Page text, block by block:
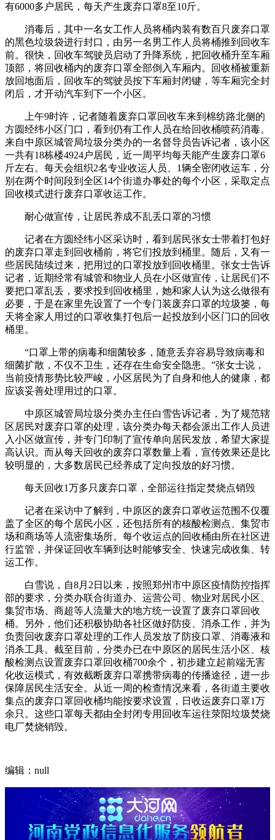
有6000多户居民，每天产生废弃口罩8至10斤。
消毒后，其中一名女工作人员将桶内装有数百只废弃口罩
的黑色垃圾袋进行封口，由另一名男工作人员将桶推到回收车
前。很快，回收车驾驶员启动了升降系统，把回收桶升至车厢
顶部，将回收桶内的废弃口罩全部倒入车厢内。回收桶被重新
放回地面后，回收车的驾驶员按下车厢封闭键，等车厢完全封
闭后，才开动汽车到下一个小区。
上午9时许，记者随着废弃口罩回收车来到棉纺路北侧的
方圆经纬小区门口，看到仍有工作人员在给回收桶喷药消毒。
来自中原区城管局垃圾分类办的一名督导员告诉记者，该小区
一共有18栋楼4924户居民，近一周平均每天能产生废弃口罩6
斤左右。每天会组织2名专业收运人员、1辆全密闭收运车，分
别在两个时间段到全区14个街道办事处的每个小区，采取定点
回收模式进行废弃口罩收运工作。
耐心做宣传，让居民养成不乱丢口罩的习惯
记者在方圆经纬小区采访时，看到居民张女士带着打包好
的废弃口罩走到回收桶前，将它们投放到桶里。随后，又有一
些居民陆续过来，把用过的口罩投放到回收桶里。张女士告诉
记者，近期经常有城管和物业人员在小区做宣传，让居民们不
要把口罩乱丢，要求投到回收桶里，她和家人认为这么做很有
必要，于是在家里先设置了一个专门装废弃口罩的垃圾篓，每
天将全家人用过的口罩收集打包后一起投放到小区门口的回收
桶里。
“口罩上带的病毒和细菌较多，随意丢弃容易导致病毒和
细菌扩散，不仅不卫生，还存在生命安全隐患。”张女士说，
当前疫情形势比较严峻，小区居民为了自身和他人的健康，都
应该妥善处理用过的口罩。
中原区城管局垃圾分类办主任白雪告诉记者，为了规范辖
区居民对废弃口罩的处理，该分类办每天都会派出工作人员进
入小区做宣传，并专门印制了宣传单向居民发放，希望大家提
高认识。而从每天回收的废弃口罩数量上看，宣传效果还是比
较明显的，大多数居民已经养成了定向投放的好习惯。
每天回收1万多只废弃口罩，全部运往指定焚烧点销毁
记者在采访中了解到，中原区的废弃口罩收运范围不仅覆
盖了全区的每个居民小区，还包括所有的核酸检测点、集贸市
场和商场等人流密集场所。每个收运点的回收桶由所在社区进
行监管，并保证回收车辆到达时能够安全、快速完成收集、转
运工作。
白雪说，自8月2日以来，按照郑州市中原区疫情防控指挥
部的要求，分类办联合街道办、运营公司、物业对居民小区、
集贸市场、商超等人流量大的地方统一设置了废弃口罩回收
桶。另外，他们还积极协助各社区做好防疫、消杀工作，并为
负责回收废弃口罩处理的工作人员发放了防疫口罩、消毒液和
消杀工具。截至目前，分类办已在中原区的居民生活小区、核
酸检测点设置废弃口罩回收桶700余个，初步建立起前端无害
化收运模式，有效截断废弃口罩携带病毒的传播途径，进一步
保障居民生活安全。从近一周的检查情况来看，各街道主要收
集点的废弃口罩回收桶均能按要求设置，日收运废弃口罩1万
余只。这些口罩每天都由全封闭专用回收车运往荥阳垃圾焚烧
电厂焚烧销毁。
编辑：null